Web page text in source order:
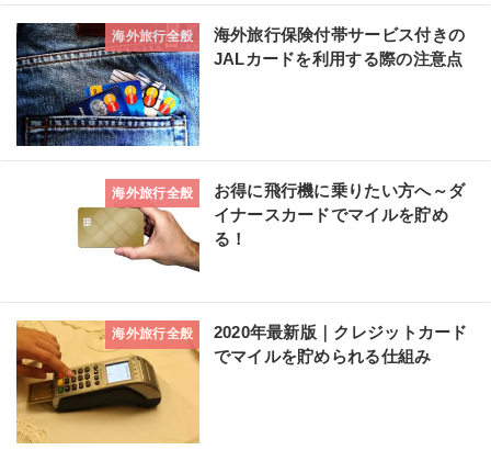
海外旅行全般
海外旅行保険付帯サービス付きの
JALカードを利用する際の注意点
海外旅行全般
お得に飛行機に乗りたい方へ～ダ
イナースカードでマイルを貯め
る！
海外旅行全般
2020年最新版｜クレジットカード
でマイルを貯められる仕組み